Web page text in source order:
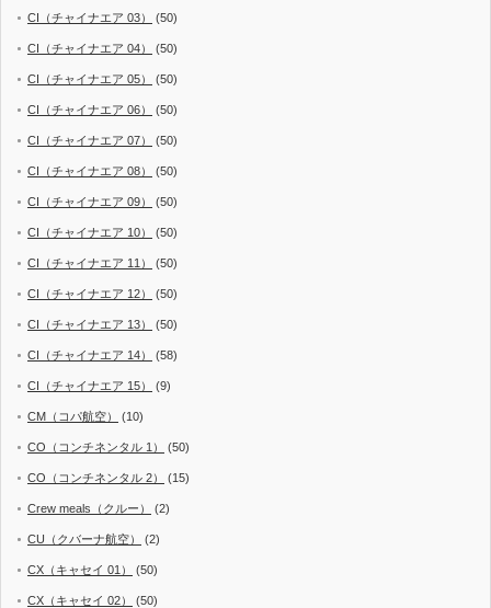
CI（チャイナエア 03） (50)
CI（チャイナエア 04） (50)
CI（チャイナエア 05） (50)
CI（チャイナエア 06） (50)
CI（チャイナエア 07） (50)
CI（チャイナエア 08） (50)
CI（チャイナエア 09） (50)
CI（チャイナエア 10） (50)
CI（チャイナエア 11） (50)
CI（チャイナエア 12） (50)
CI（チャイナエア 13） (50)
CI（チャイナエア 14） (58)
CI（チャイナエア 15） (9)
CM（コパ航空） (10)
CO（コンチネンタル 1） (50)
CO（コンチネンタル 2） (15)
Crew meals（クルー） (2)
CU（クバーナ航空） (2)
CX（キャセイ 01） (50)
CX（キャセイ 02） (50)